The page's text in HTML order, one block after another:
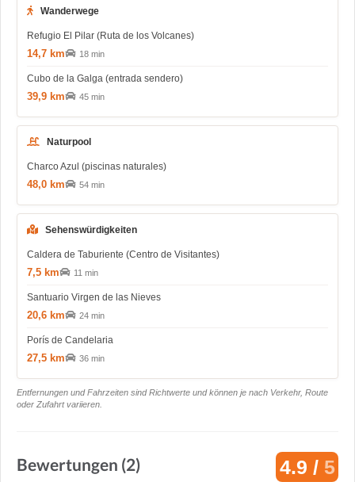
Wanderwege
Refugio El Pilar (Ruta de los Volcanes)
14,7 km 18 min
Cubo de la Galga (entrada sendero)
39,9 km 45 min
Naturpool
Charco Azul (piscinas naturales)
48,0 km 54 min
Sehenswürdigkeiten
Caldera de Taburiente (Centro de Visitantes)
7,5 km 11 min
Santuario Virgen de las Nieves
20,6 km 24 min
Porís de Candelaria
27,5 km 36 min
Entfernungen und Fahrzeiten sind Richtwerte und können je nach Verkehr, Route
oder Zufahrt variieren.
Bewertungen (2) 4.9 / 5